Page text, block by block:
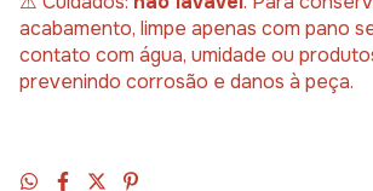
acabamento, limpe apenas com pano
contato com água, umidade ou
prevenindo corrosão e danos à peça.